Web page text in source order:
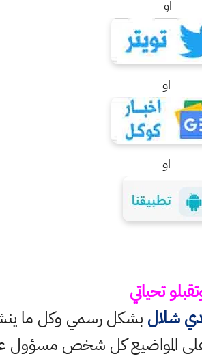
او
او
او
تحياتي
شلال بشكل رسمي وكل ما
المواضيع كل شخص مسؤول